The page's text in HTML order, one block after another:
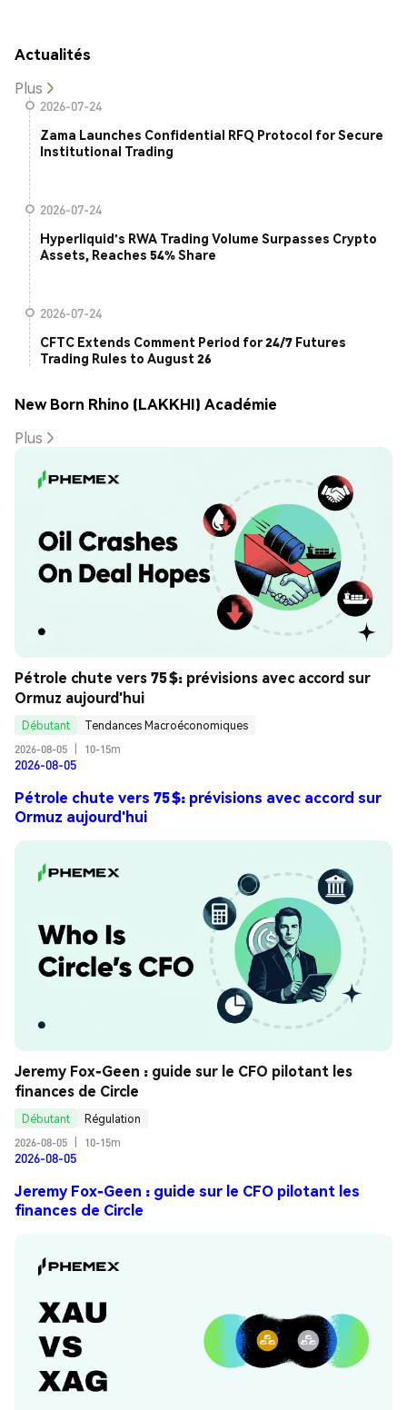
Actualités
Plus
2026-07-24
Zama Launches Confidential RFQ Protocol for Secure
Institutional Trading
2026-07-24
Hyperliquid's RWA Trading Volume Surpasses Crypto
Assets, Reaches 54% Share
2026-07-24
CFTC Extends Comment Period for 24/7 Futures
Trading Rules to August 26
New Born Rhino (LAKKHI) Académie
Plus
Pétrole chute vers 75 $: prévisions avec accord sur
Ormuz aujourd'hui
Débutant
Tendances Macroéconomiques
2026-08-05
10-15m
2026-08-05
Pétrole chute vers 75 $: prévisions avec accord sur
Ormuz aujourd'hui
Jeremy Fox-Geen : guide sur le CFO pilotant les
finances de Circle
Débutant
Régulation
2026-08-05
10-15m
2026-08-05
Jeremy Fox-Geen : guide sur le CFO pilotant les
finances de Circle